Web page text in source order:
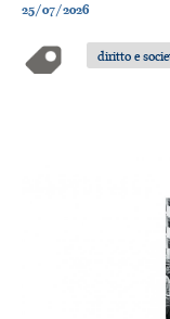
25/07/2026
diritto e